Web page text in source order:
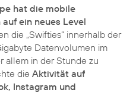
hat die mobile
ein neues Level
die „Swifties“ innerhalb der
Datenvolumen im
allem in der Stunde zu
die Aktivität auf
Instagram und